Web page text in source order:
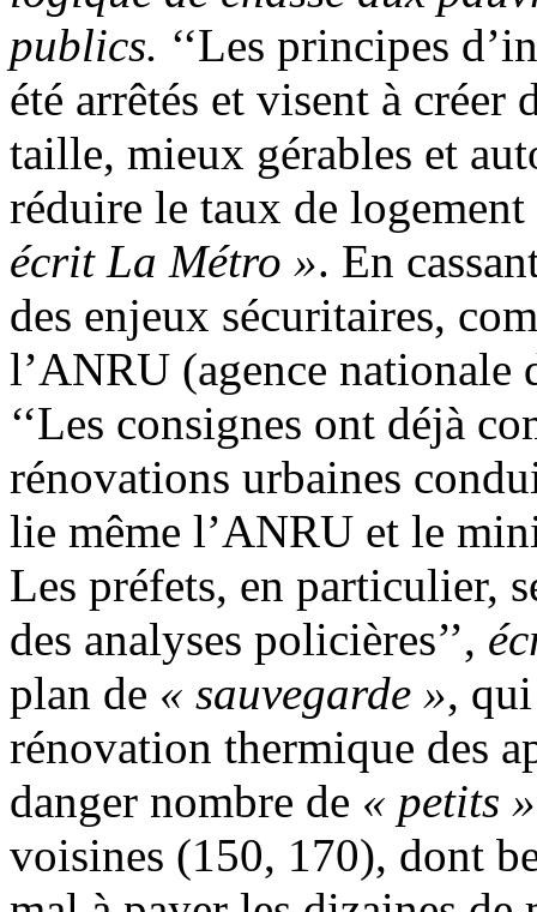
publics. ‘‘Les principes
été arrêtés et visent à créer
taille, mieux gérables et
réduire le taux de
écrit La Métro ». En
des enjeux sécuritaires,
l’ANRU (agence
‘‘Les consignes ont déjà
rénovations urbaines
lie même l’ANRU et le
Les préfets, en particulier,
des analyses policières’’,
plan de « sauvegarde »,
rénovation thermique des
danger nombre de « petits »
voisines (150, 170), dont